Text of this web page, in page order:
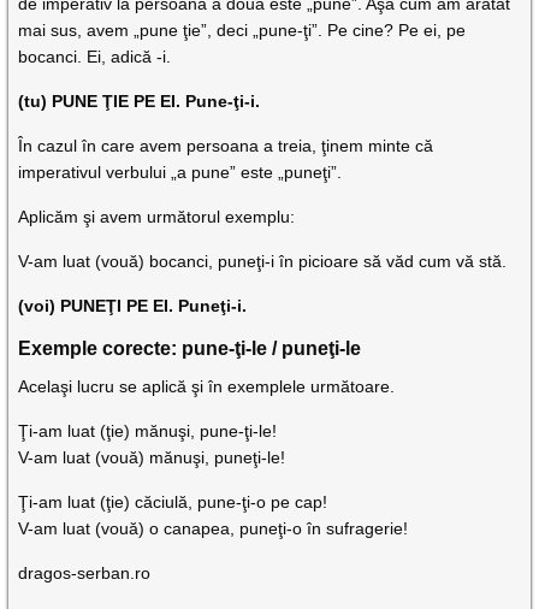
mai sus, avem „pune ţie”, deci „pune-ţi”. Pe cine? Pe ei, pe
bocanci. Ei, adică -i.
(tu) PUNE ŢIE PE EI. Pune-ţi-i.
În cazul în care avem persoana a treia, ţinem minte că
imperativul verbului „a pune” este „puneţi”.
Aplicăm şi avem următorul exemplu:
V-am luat (vouă) bocanci, puneţi-i în picioare să văd cum vă stă.
(voi) PUNEŢI PE EI. Puneţi-i.
Exemple corecte: pune-ţi-le / puneţi-le
Acelaşi lucru se aplică şi în exemplele următoare.
Ţi-am luat (ţie) mănuşi, pune-ţi-le!
V-am luat (vouă) mănuşi, puneţi-le!
Ţi-am luat (ţie) căciulă, pune-ţi-o pe cap!
V-am luat (vouă) o canapea, puneţi-o în sufragerie!
dragos-serban.ro